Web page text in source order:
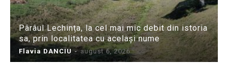
Pârâul Lechința, la cel mai mic debit din istoria
sa, prin localitatea cu același nume
Flavia DANCIU - august 6, 2026